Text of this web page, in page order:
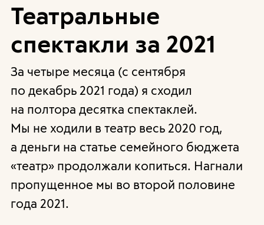
Театральные
спектакли за 2021
За четыре месяца (с сентября
по декабрь 2021 года) я сходил
на полтора десятка спектаклей.
Мы не ходили в театр весь 2020 год,
а деньги на статье семейного бюджета
«театр» продолжали копиться. Нагнали
пропущенное мы во второй половине
года 2021.